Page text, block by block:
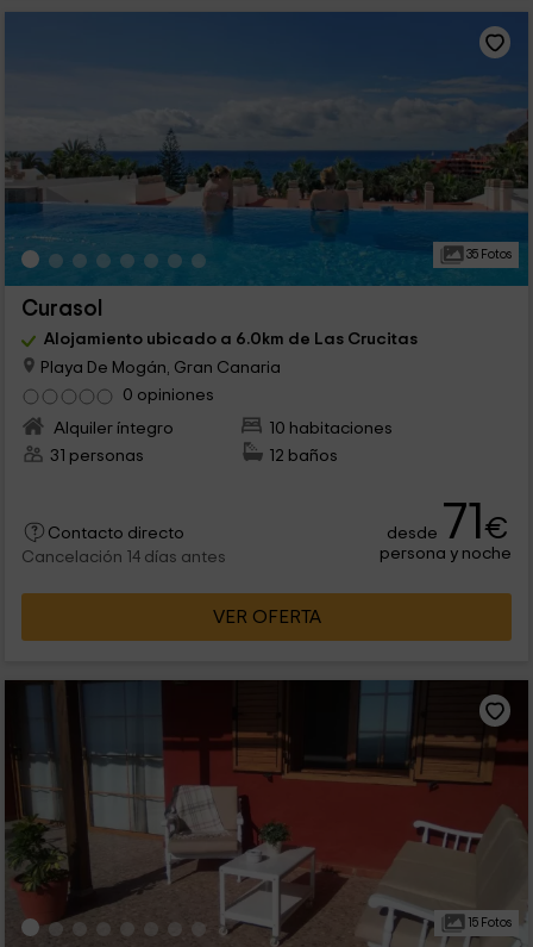
35 Fotos
Curasol
Alojamiento ubicado a 6.0km de Las Crucitas
Playa De Mogán, Gran Canaria
0 opiniones
Alquiler íntegro
10 habitaciones
31 personas
12 baños
Contacto directo
Cancelación 14 días antes
desde 71€
persona y noche
VER OFERTA
15 Fotos